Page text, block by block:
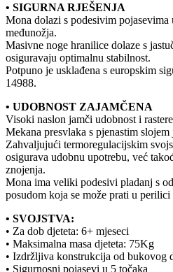
• SIGURNA RJEŠENJA
Mona dolazi s podesivim pojasevima
međunožja.
Masivne noge hranilice dolaze s
osiguravaju optimalnu stabilnost.
Potpuno je usklađena s europskim
14988.
• UDOBNOST ZAJAMČENA
Visoki naslon jamči udobnost i
Mekana presvlaka s pjenastim slojem
Zahvaljujući termoregulacijskim
osigurava udobnu upotrebu, već
znojenja.
Mona ima veliki podesivi pladanj s
posudom koja se može prati u perilici
• SVOJSTVA:
• Za dob djeteta: 6+ mjeseci
• Maksimalna masa djeteta: 75Kg
• Izdržljiva konstrukcija od bukovog
• Sigurnosni pojasevi u 5 točaka